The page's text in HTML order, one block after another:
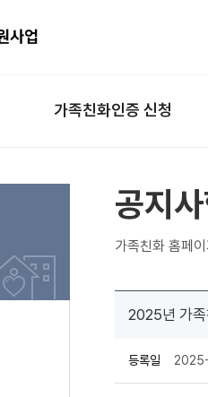
가족친화인증 신청
공지
가족친화 홈페
2025년 가족
등록일